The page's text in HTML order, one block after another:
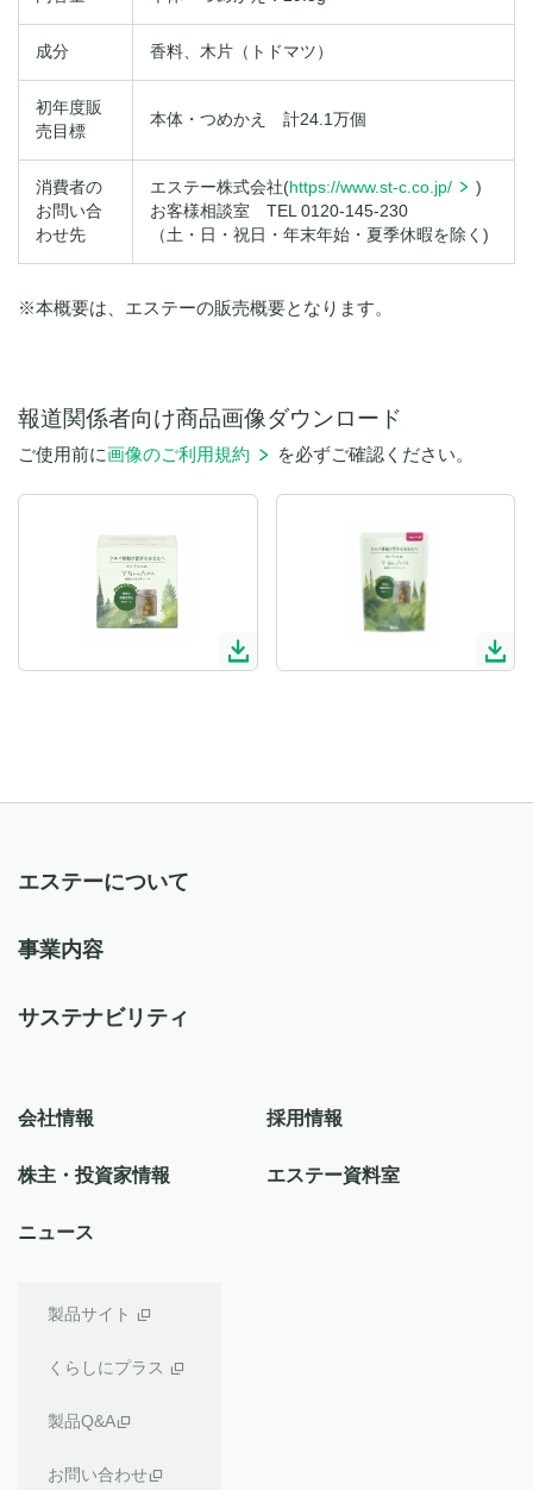
成分 香料、木片（トドマツ）
初年度販
売目標
本体・つめかえ 計24.1万個
消費者の
お問い合
わせ先
エステー株式会社(https://www.st-c.co.jp/
)
お客様相談室 TEL 0120-145-230
（土・日・祝日・年末年始・夏季休暇を除く)
※本概要は、エステーの販売概要となります。
報道関係者向け商品画像ダウンロード
ご使用前に画像のご利用規約 を必ずご確認ください。
エステーについて
事業内容
サステナビリティ
会社情報 採用情報
株主・投資家情報 エステー資料室
ニュース
製品サイト
くらしにプラス
製品Q&A
お問い合わせ